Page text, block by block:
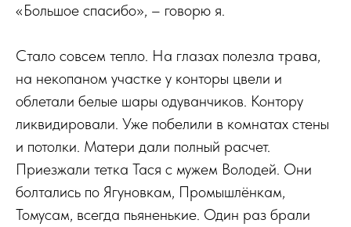
«Большое спасибо», – говорю я.
Стало совсем тепло. На глазах полезла трава,
на некопаном участке у конторы цвели и
облетали белые шары одуванчиков. Контору
ликвидировали. Уже побелили в комнатах стены
и потолки. Матери дали полный расчет.
Приезжали тетка Тася с мужем Володей. Они
болтались по Ягуновкам, Промышлёнкам,
Томусам, всегда пьяненькие. Один раз брали